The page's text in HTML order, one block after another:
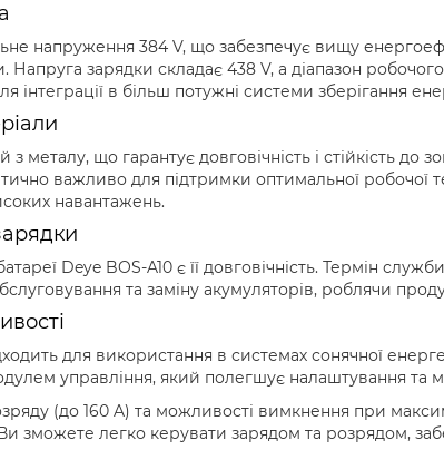
напруження 384 V, що забезпечує вищу
зарядки складає 438 V, а діапазон
в більш потужні системи зберігання
металу, що гарантує довговічність і стійкість до
важливо для підтримки оптимальної робочої
навантажень.
Deye BOS-A10 є її довговічність. Термін
та заміну акумуляторів, роблячи
для використання в системах сонячної
управління, який полегшує налаштування та
(до 160 A) та можливості вимкнення при
зможете легко керувати зарядом та розрядом,